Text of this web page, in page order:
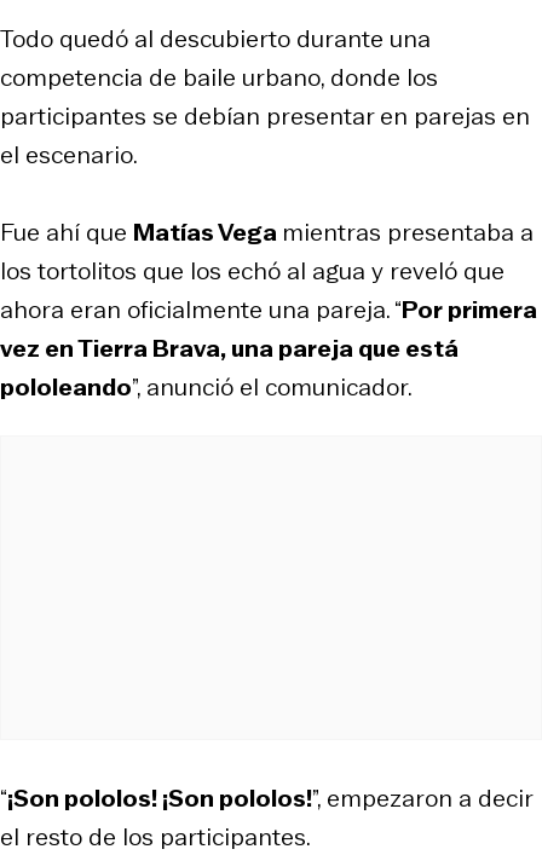
Todo quedó al descubierto durante una
competencia de baile urbano, donde los
participantes se debían presentar en parejas en
el escenario.
Fue ahí que Matías Vega mientras presentaba a
los tortolitos que los echó al agua y reveló que
ahora eran oficialmente una pareja. “Por primera
vez en Tierra Brava, una pareja que está
pololeando”, anunció el comunicador.
“¡Son pololos! ¡Son pololos!”, empezaron a decir
el resto de los participantes.